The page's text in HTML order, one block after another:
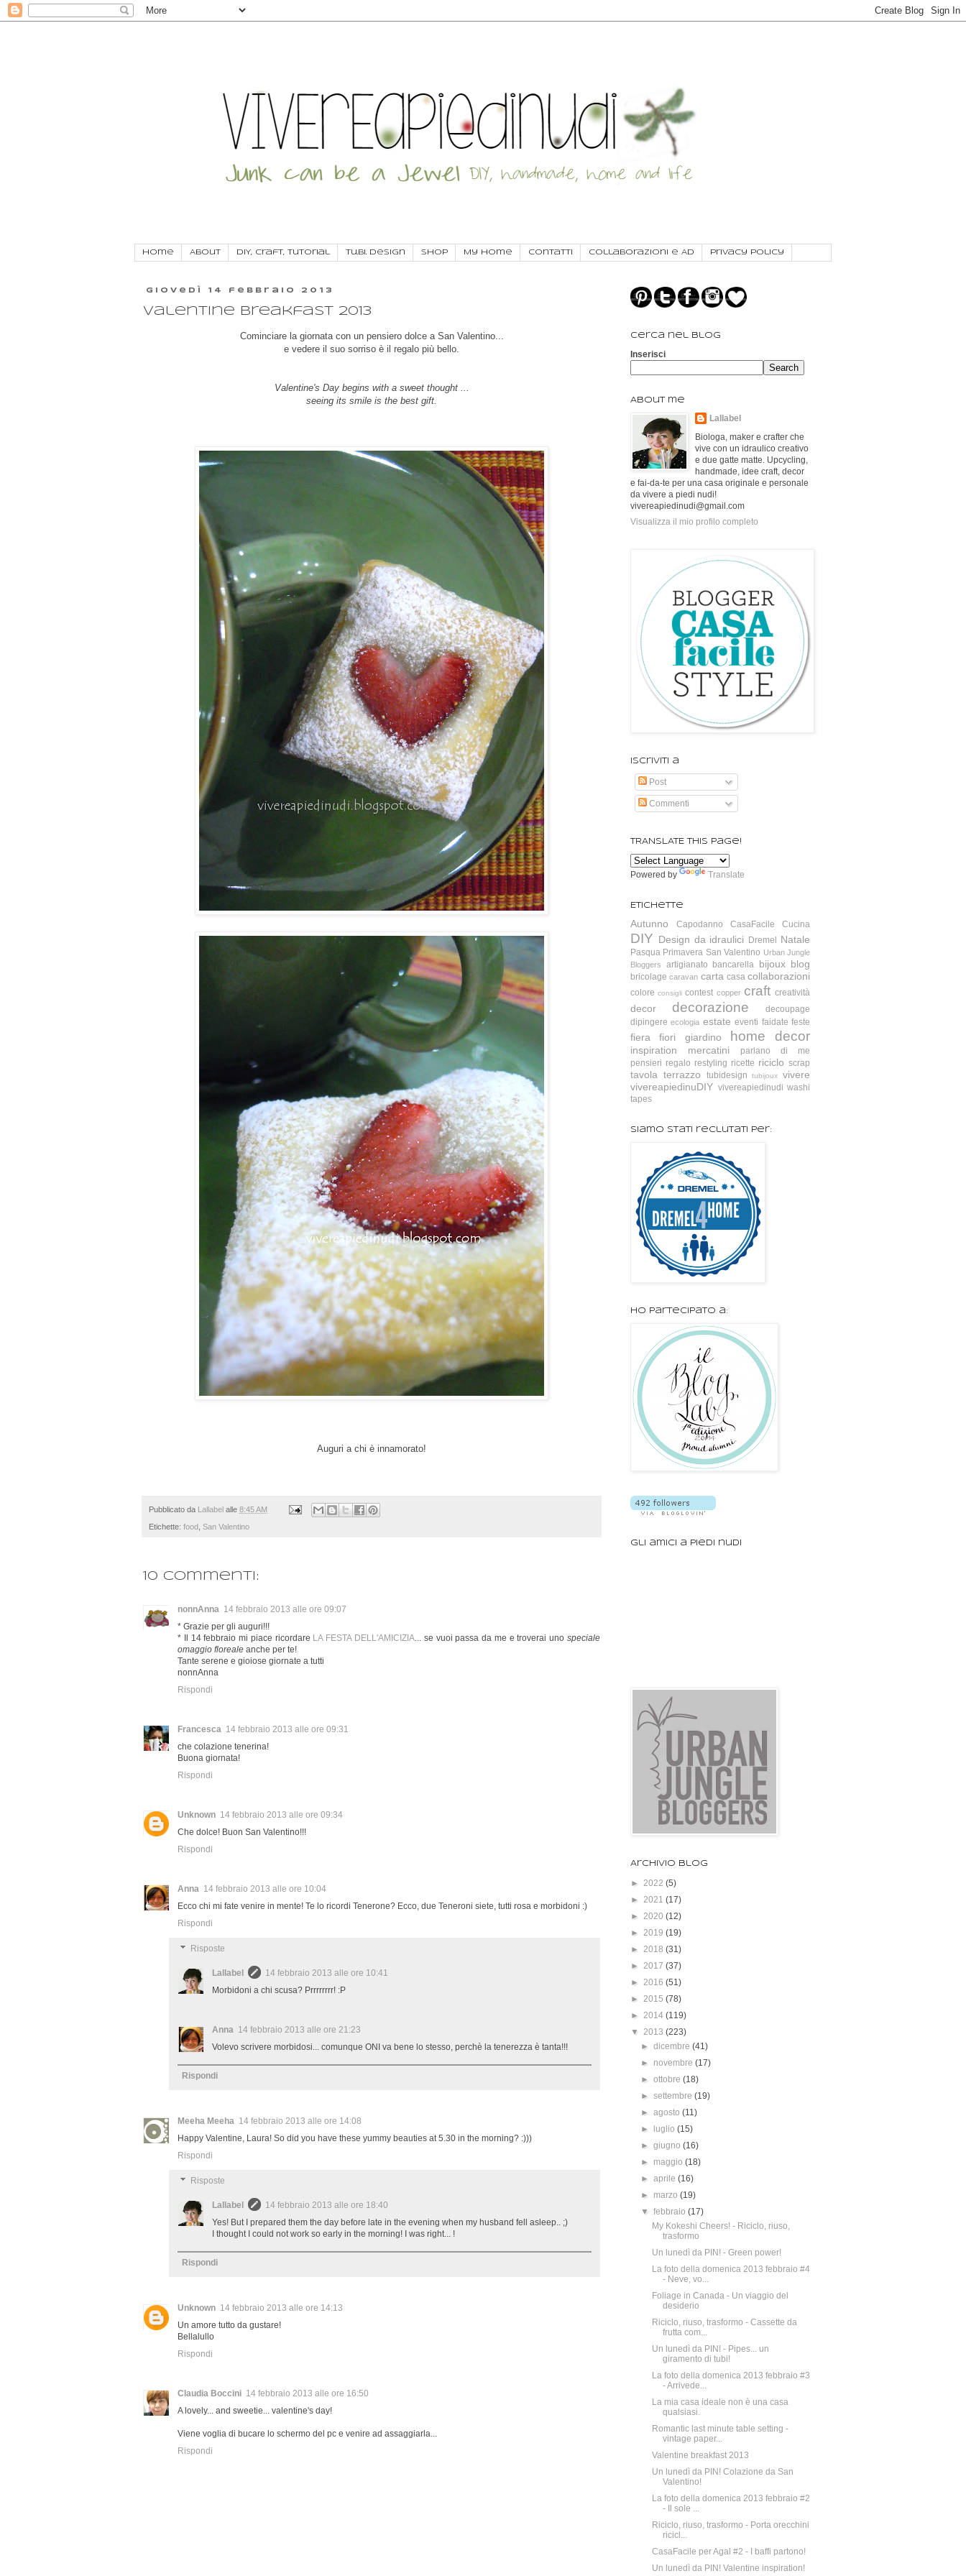
Home About DIY, craft, tutorial Tu.Bi. Design SHOP My Home Contatti Collaborazioni e AD Privacy Policy
giovedì 14 febbraio 2013
Valentine breakfast 2013
Cominciare la giornata con un pensiero dolce a San Valentino...
e vedere il suo sorriso è il regalo più bello.
Valentine's Day begins with a sweet thought ...
seeing its smile is the best gift.
Auguri a chi è innamorato!
Pubblicato da Lallabel alle 8:45 AM
Etichette: food San Valentino
10 commenti:
nonnAnna 14 febbraio 2013 alle ore 09:07
* Grazie per gli auguri!!!
* Il 14 febbraio mi piace ricordare LA FESTA DELL'AMICIZIA... se vuoi passa da me e troverai unospeciale
omaggio floreale anche per te!
Tante serene e gioiose giornate a tutti
nonnAnna
Rispondi
Francesca 14 febbraio 2013 alle ore 09:31
che colazione tenerina!
Buona giornata!
Rispondi
Unknown 14 febbraio 2013 alle ore 09:34
Che dolce! Buon San Valentino!!!
Rispondi
Anna 14 febbraio 2013 alle ore 10:04
Ecco chi mi fate venire in mente! Te lo ricordi Tenerone? Ecco, due Teneroni siete, tutti rosa e morbidoni :)
Rispondi
Risposte
Lallabel
14 febbraio 2013 alle ore 10:41
Morbidoni a chi scusa? Prrrrrrrr! :P
Anna 14 febbraio 2013 alle ore 21:23
Volevo scrivere morbidosi... comunque ONI va bene lo stesso, perchè la tenerezza è tanta!!!
Rispondi
Meeha Meeha 14 febbraio 2013 alle ore 14:08
Happy Valentine, Laura! So did you have these yummy beauties at 5.30 in the morning? :)))
Rispondi
Risposte
Lallabel
14 febbraio 2013 alle ore 18:40
Yes! But I prepared them the day before late in the evening when my husband fell asleep.. ;)
I thought I could not work so early in the morning! I was right... !
Rispondi
Unknown 14 febbraio 2013 alle ore 14:13
Un amore tutto da gustare!
Bellalullo
Rispondi
Claudia Boccini 14 febbraio 2013 alle ore 16:50
A lovely... and sweetie... valentine's day!
Viene voglia di bucare lo schermo del pc e venire ad assaggiarla...
Rispondi
Cerca nel blog
Inserisci
About me
Lallabel
Biologa, maker e crafter che
vive con un idraulico creativo
e due gatte matte. Upcycling,
handmade, idee craft, decor
e fai-da-te per una casa originale e personale
da vivere a piedi nudi!
vivereapiedinudi@gmail.com
Visualizza il mio profilo completo
Iscriviti a
Post
Commenti
TRANSLATE this page!
Powered by Translate
Etichette
Autunno Capodanno CasaFacile Cucina
DIY Design da idraulici Dremel Natale
Pasqua Primavera San Valentino Urban Jungle
Bloggers
artigianato bancarella bijoux blog
bricolage caravan carta casa collaborazioni
colore consigli contest copper craft creatività
decor decorazione
decoupage
dipingere ecologia estate eventi faidate feste
fiera fiori giardino home decor
inspiration mercatini
parlano di me
pensieri regalo restyling ricette riciclo scrap
tavola terrazzo tubidesign tubijoux
vivere
vivereapiedinuDIY vivereapiedinudi washi
tapes
Siamo stati reclutati per:
Ho partecipato a:
Gli amici a piedi nudi
Archivio blog
► 2022 (5)
► 2021 (17)
► 2020 (12)
► 2019 (19)
► 2018 (31)
► 2017 (37)
► 2016 (51)
► 2015 (78)
► 2014 (119)
▼ 2013 (223)
►dicembre(41)
► novembre(17)
►ottobre(18)
►settembre(19)
►agosto(11)
►
luglio(15)
►giugno(16)
► maggio(18)
►aprile(16)
► marzo(19)
▼febbraio(17)
My Kokeshi Cheers! - Riciclo, riuso,
trasformo
Un lunedì da PIN! - Green power!
La foto della domenica 2013 febbraio #4
- Neve, vo...
Foliage in Canada - Un viaggio del
desiderio
Riciclo, riuso, trasformo - Cassette da
frutta com...
Un lunedì da PIN! - Pipes... un
giramento di tubi!
La foto della domenica 2013 febbraio #3
- Arrivede...
La mia casa ideale non è una casa
qualsiasi.
Romantic last minute table setting -
vintage paper...
Valentine breakfast 2013
Un lunedì da PIN! Colazione da San
Valentino!
La foto della domenica 2013 febbraio #2
- Il sole ...
Riciclo, riuso, trasformo - Porta orecchini
ricicl...
CasaFacile per Agal #2 - I baffi partono!
Un lunedì da PIN! Valentine inspiration!